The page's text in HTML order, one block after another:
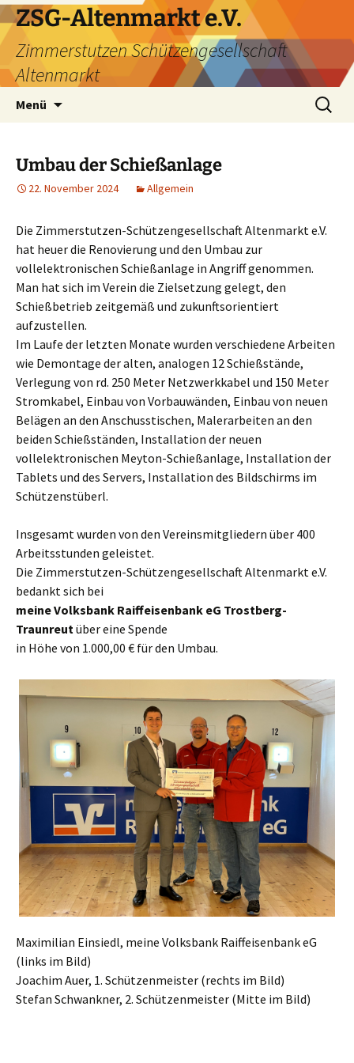
ZSG-Altenmarkt e.V.
Zimmerstutzen Schützengesellschaft
Altenmarkt
Menü
Suchen
nach:
Umbau der Schießanlage
22. November 2024 Allgemein
Die Zimmerstutzen-Schützengesellschaft Altenmarkt e.V.
hat heuer die Renovierung und den Umbau zur
vollelektronischen Schießanlage in Angriff genommen.
Man hat sich im Verein die Zielsetzung gelegt, den
Schießbetrieb zeitgemäß und zukunftsorientiert
aufzustellen.
Im Laufe der letzten Monate wurden verschiedene Arbeiten
wie Demontage der alten, analogen 12 Schießstände,
Verlegung von rd. 250 Meter Netzwerkkabel und 150 Meter
Stromkabel, Einbau von Vorbauwänden, Einbau von neuen
Belägen an den Anschusstischen, Malerarbeiten an den
beiden Schießständen, Installation der neuen
vollelektronischen Meyton-Schießanlage, Installation der
Tablets und des Servers, Installation des Bildschirms im
Schützenstüberl.
Insgesamt wurden von den Vereinsmitgliedern über 400
Arbeitsstunden geleistet.
Die Zimmerstutzen-Schützengesellschaft Altenmarkt e.V.
bedankt sich bei
meineVolksbank Raiffeisenbank eG Trostberg-
Traunreutüber eine Spende
in Höhe von 1.000,00 € für den Umbau.
Maximilian Einsiedl, meine Volksbank Raiffeisenbank eG
(links im Bild)
Joachim Auer, 1. Schützenmeister (rechts im Bild)
Stefan Schwankner, 2. Schützenmeister (Mitte im Bild)